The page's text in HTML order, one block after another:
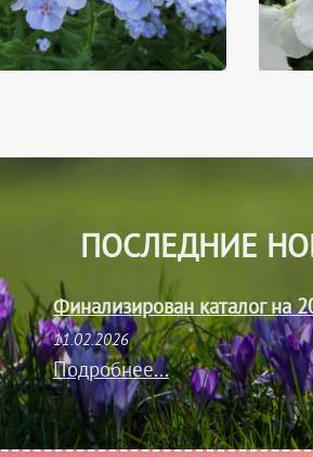
ПОСЛЕДНИЕ
Финализирован каталог на
11.02.2026
Подробнее...